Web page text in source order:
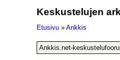
Keskustelujen
Etusivu » Ankkis
Ankkis.net-